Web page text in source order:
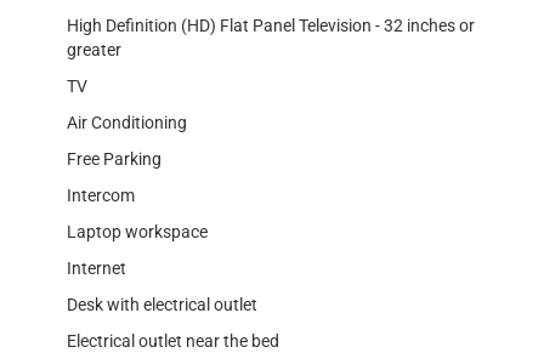
High Definition (HD) Flat Panel Television - 32 inches or
greater
TV
Air Conditioning
Free Parking
Intercom
Laptop workspace
Internet
Desk with electrical outlet
Electrical outlet near the bed